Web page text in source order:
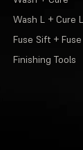
Wash L + Cure L
Fuse Sift +
Finishing Tools